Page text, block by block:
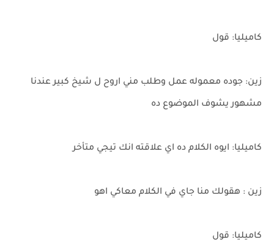
كاميليا: قول
زين: جوده معموله عمل وطلب مني اروح ل شيخ كبير عندنا
مشهور يشوف الموضوع ده
كاميليا: ايوه الكلام ده اي علاقته انك تيجي متأخر
زين : هقولك منا جاي في الكلام معاكي اهو
كاميليا: قول